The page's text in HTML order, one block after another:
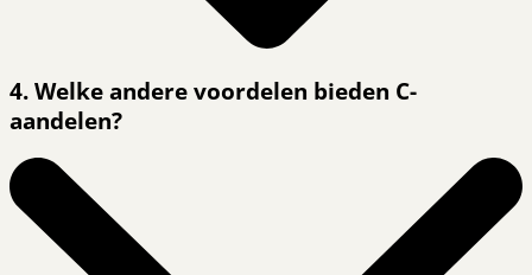
4. Welke andere voordelen bieden C-
aandelen?